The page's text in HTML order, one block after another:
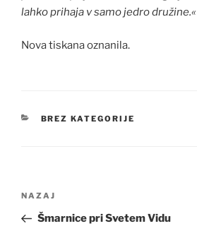
lahko prihaja v samo jedro družine.«
Nova tiskana oznanila.
KATEGORIJE
BREZ KATEGORIJE
prispevka
Prejšnji
prispevek
NAZAJ
Šmarnice pri Svetem Vidu